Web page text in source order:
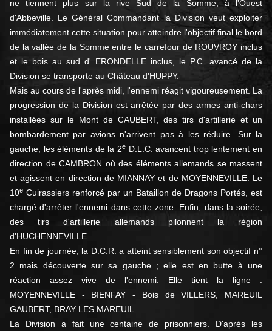
ne tiennent plus sur la rive Sud de la Somme, à l'Ouest
d'Abbeville. Le Général Commandant la Division veut exploiter
immédiatement cette situation pour atteindre l'objectif final le bord
de la vallée de la Somme entre le carrefour de ROUVROY inclus
et le bois au sud d' ERONDELLE inclus, le P.C. avancé de la
Division se transporte au Château d'HUPPY.
Mais au cours de l'après midi, l'ennemi réagit vigoureusement. La
progression de la Division est arrêtée par des armes anti-chars
installées sur le Mont de CAUBERT, des tirs d'artillerie et un
bombardement par avions n'arrivent pas à les réduire. Sur la
gauche, les éléments de la 2e D.L.C. avancent trop lentement en
direction de CAMBRON où des éléments allemands se massent
et agissent en direction de MIANNAY et de MOYENNEVILLE. Le
10e Cuirassiers renforcé par un Bataillon de Dragons Portés, est
chargé d'arrêter l'ennemi dans cette zone. Enfin, dans la soirée,
des tirs d'artillerie allemands pilonnent la région
d'HUCHENNEVILLE.
En fin de journée, la D.C.R. a atteint sensiblement son objectif n°
2 mais découverte sur sa gauche ; elle est en butte à une
réaction assez vive de l'ennemi. Elle tient la ligne :
MOYENNEVILLE - BIENFAY - Bois de VILLERS, MAREUIL
GAUBERT, BRAY LES MAREUIL.
La Division a fait une centaine de prisonniers. D'après les